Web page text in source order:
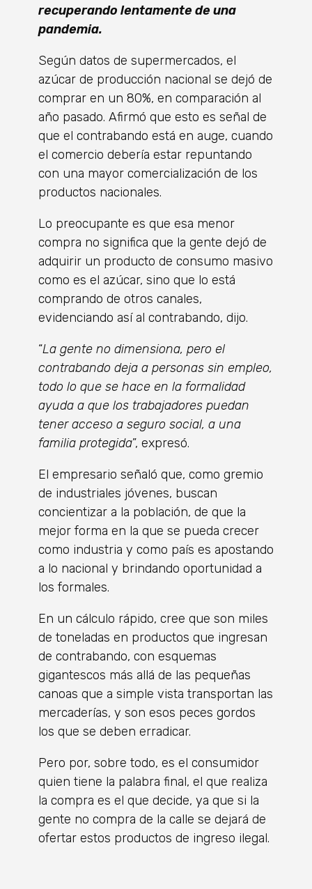
recuperando lentamente de una
pandemia.
Según datos de supermercados, el
azúcar de producción nacional se dejó de
comprar en un 80%, en comparación al
año pasado. Afirmó que esto es señal de
que el contrabando está en auge, cuando
el comercio debería estar repuntando
con una mayor comercialización de los
productos nacionales.
Lo preocupante es que esa menor
compra no significa que la gente dejó de
adquirir un producto de consumo masivo
como es el azúcar, sino que lo está
comprando de otros canales,
evidenciando así al contrabando, dijo.
“La gente no dimensiona, pero el
contrabando deja a personas sin empleo,
todo lo que se hace en la formalidad
ayuda a que los trabajadores puedan
tener acceso a seguro social, a una
familia protegida”, expresó.
El empresario señaló que, como gremio
de industriales jóvenes, buscan
concientizar a la población, de que la
mejor forma en la que se pueda crecer
como industria y como país es apostando
a lo nacional y brindando oportunidad a
los formales.
En un cálculo rápido, cree que son miles
de toneladas en productos que ingresan
de contrabando, con esquemas
gigantescos más allá de las pequeñas
canoas que a simple vista transportan las
mercaderías, y son esos peces gordos
los que se deben erradicar.
Pero por, sobre todo, es el consumidor
quien tiene la palabra final, el que realiza
la compra es el que decide, ya que si la
gente no compra de la calle se dejará de
ofertar estos productos de ingreso ilegal.